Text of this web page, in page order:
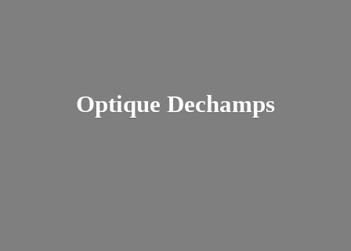
Optique Dechamps